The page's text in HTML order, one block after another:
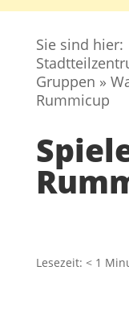
Sie sind hier:
Gruppen »
Rummicup
Lesezeit: < 1